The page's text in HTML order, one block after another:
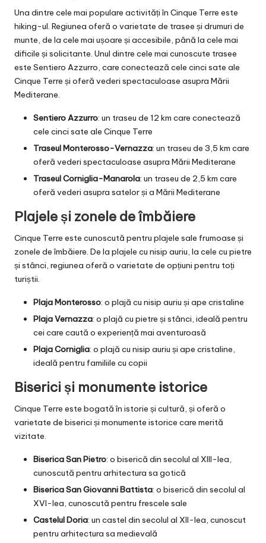
Una dintre cele mai populare activități în Cinque Terre este
hiking-ul. Regiunea oferă o varietate de trasee și drumuri de
munte, de la cele mai ușoare și accesibile, până la cele mai
dificile și solicitante. Unul dintre cele mai cunoscute trasee
este Sentiero Azzurro, care conectează cele cinci sate ale
Cinque Terre și oferă vederi spectaculoase asupra Mării
Mediterane.
Sentiero Azzurro: un traseu de 12 km care conectează
cele cinci sate ale Cinque Terre
Traseul Monterosso-Vernazza: un traseu de 3,5 km care
oferă vederi spectaculoase asupra Mării Mediterane
Traseul Corniglia-Manarola: un traseu de 2,5 km care
oferă vederi asupra satelor și a Mării Mediterane
Plajele și zonele de îmbăiere
Cinque Terre este cunoscută pentru plajele sale frumoase și
zonele de îmbăiere. De la plajele cu nisip auriu, la cele cu pietre
și stânci, regiunea oferă o varietate de opțiuni pentru toți
turiștii.
Plaja Monterosso: o plajă cu nisip auriu și ape cristaline
Plaja Vernazza: o plajă cu pietre și stânci, ideală pentru
cei care caută o experiență mai aventuroasă
Plaja Corniglia: o plajă cu nisip auriu și ape cristaline,
ideală pentru familiile cu copii
Biserici și monumente istorice
Cinque Terre este bogată în istorie și cultură, și oferă o
varietate de biserici și monumente istorice care merită
vizitate.
Biserica San Pietro: o biserică din secolul al XIII-lea,
cunoscută pentru arhitectura sa gotică
Biserica San Giovanni Battista: o biserică din secolul al
XVI-lea, cunoscută pentru frescele sale
Castelul Doria: un castel din secolul al XII-lea, cunoscut
pentru arhitectura sa medievală